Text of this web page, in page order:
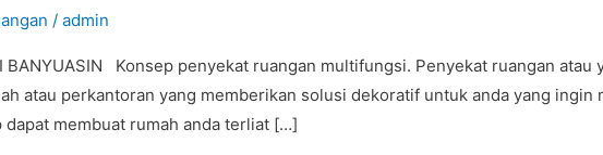
/ admin
BANYUASIN Konsep penyekat ruangan multifungsi. Penyekat ruangan
atau perkantoran yang memberikan solusi dekoratif untuk anda yang ingin
membuat rumah anda terliat […]